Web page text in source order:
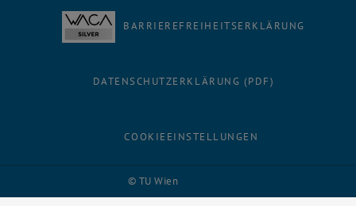
© TU Wien
BARRIEREFREIHEITSERKLÄRUNG
DATENSCHUTZERKLÄRUNG (PDF)
COOKIEEINSTELLUNGEN